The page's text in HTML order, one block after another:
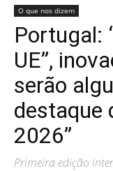
O que nos dizem
Portugal:
UE”,
serão
destaque
2026”
Primeira edição